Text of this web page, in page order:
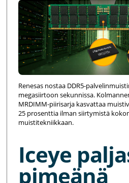
Renesas nostaa DDR5-
megasiirtoon sekunnissa.
MRDIMM-piirisarja kasvattaa
25 prosenttia ilman siirtymistä
muistitekniikkaan.
Iceye
pimeänä